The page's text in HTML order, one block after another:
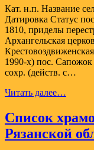
Кат. н.п. Название
Датировка Статус
1810, приделы
Архангельская
1990-х) пос. Сапожок
сохр. (действ. с…
Читать далее…
района
Список
Рязанской